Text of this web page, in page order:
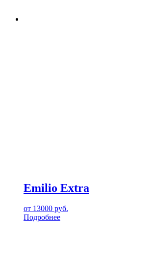
Emilio Extra
от 13000 руб.
Подробнее